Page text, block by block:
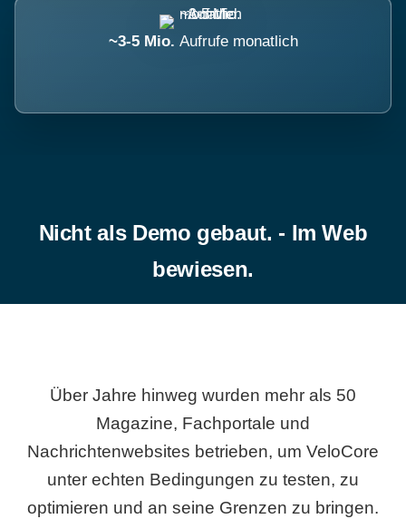
~3-5 Mio. Aufrufe monatlich
Nicht als Demo gebaut. - Im Web
bewiesen.
Über Jahre hinweg wurden mehr als 50
Magazine, Fachportale und
Nachrichtenwebsites betrieben, um VeloCore
unter echten Bedingungen zu testen, zu
optimieren und an seine Grenzen zu bringen.